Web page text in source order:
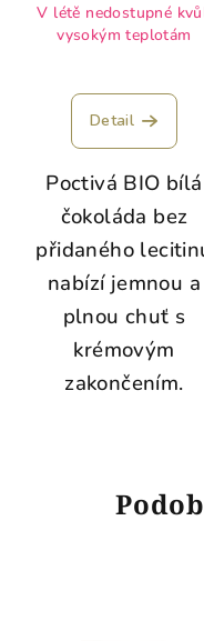
V létě nedostupné
vysokým teplotám
Detail
Poctivá BIO bílá
čokoláda bez
přidaného
nabízí jemnou a
plnou chuť s
krémovým
zakončením.